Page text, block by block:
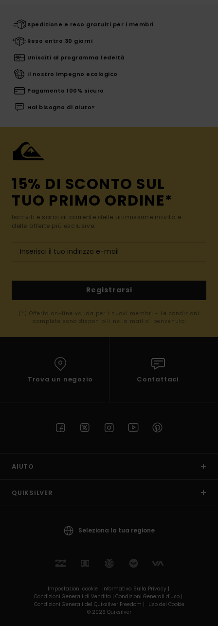
Spedizione e reso gratuiti per i membri
Reso entro 30 giorni
Unisciti al programma fedeltà
Il nostro impegno ecologico
Pagamento 100% sicuro
Hai bisogno di aiuto?
15% DI SCONTO SUL
TUO PRIMO ORDINE*
Iscriviti e sarai al corrente delle ultimissime novità e
delle offerte più esclusive.
Registrarsi
(*) Offerta on-line valida per i nuovi membri - Le condizioni
complete sono disponibili nella mail di benvenuto
Trova un negozio Contattaci
AIUTO
QUIKSILVER
Seleziona la tua regione
Impostazioni cookie | Informativa Sulla Privacy |
Condizioni Generali di Vendita | Condizioni Generali d’uso |
Condizioni Generali del Quiksilver Freedom |
Uso dei Cookie
© 2026 Quiksilver